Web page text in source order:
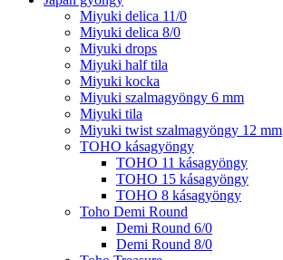
Miyuki delica 11/0
Miyuki delica 8/0
Miyuki drops
Miyuki half tila
Miyuki kocka
Miyuki szalmagyöngy 6 mm
Miyuki tila
Miyuki twist szalmagyöngy 12 mm
TOHO kásagyöngy
TOHO 11 kásagyöngy
TOHO 15 kásagyöngy
TOHO 8 kásagyöngy
Toho Demi Round
Demi Round 6/0
Demi Round 8/0